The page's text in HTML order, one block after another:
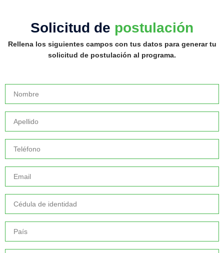
Solicitud de postulación
Rellena los siguientes campos con tus datos para generar tu
solicitud de postulación al programa.